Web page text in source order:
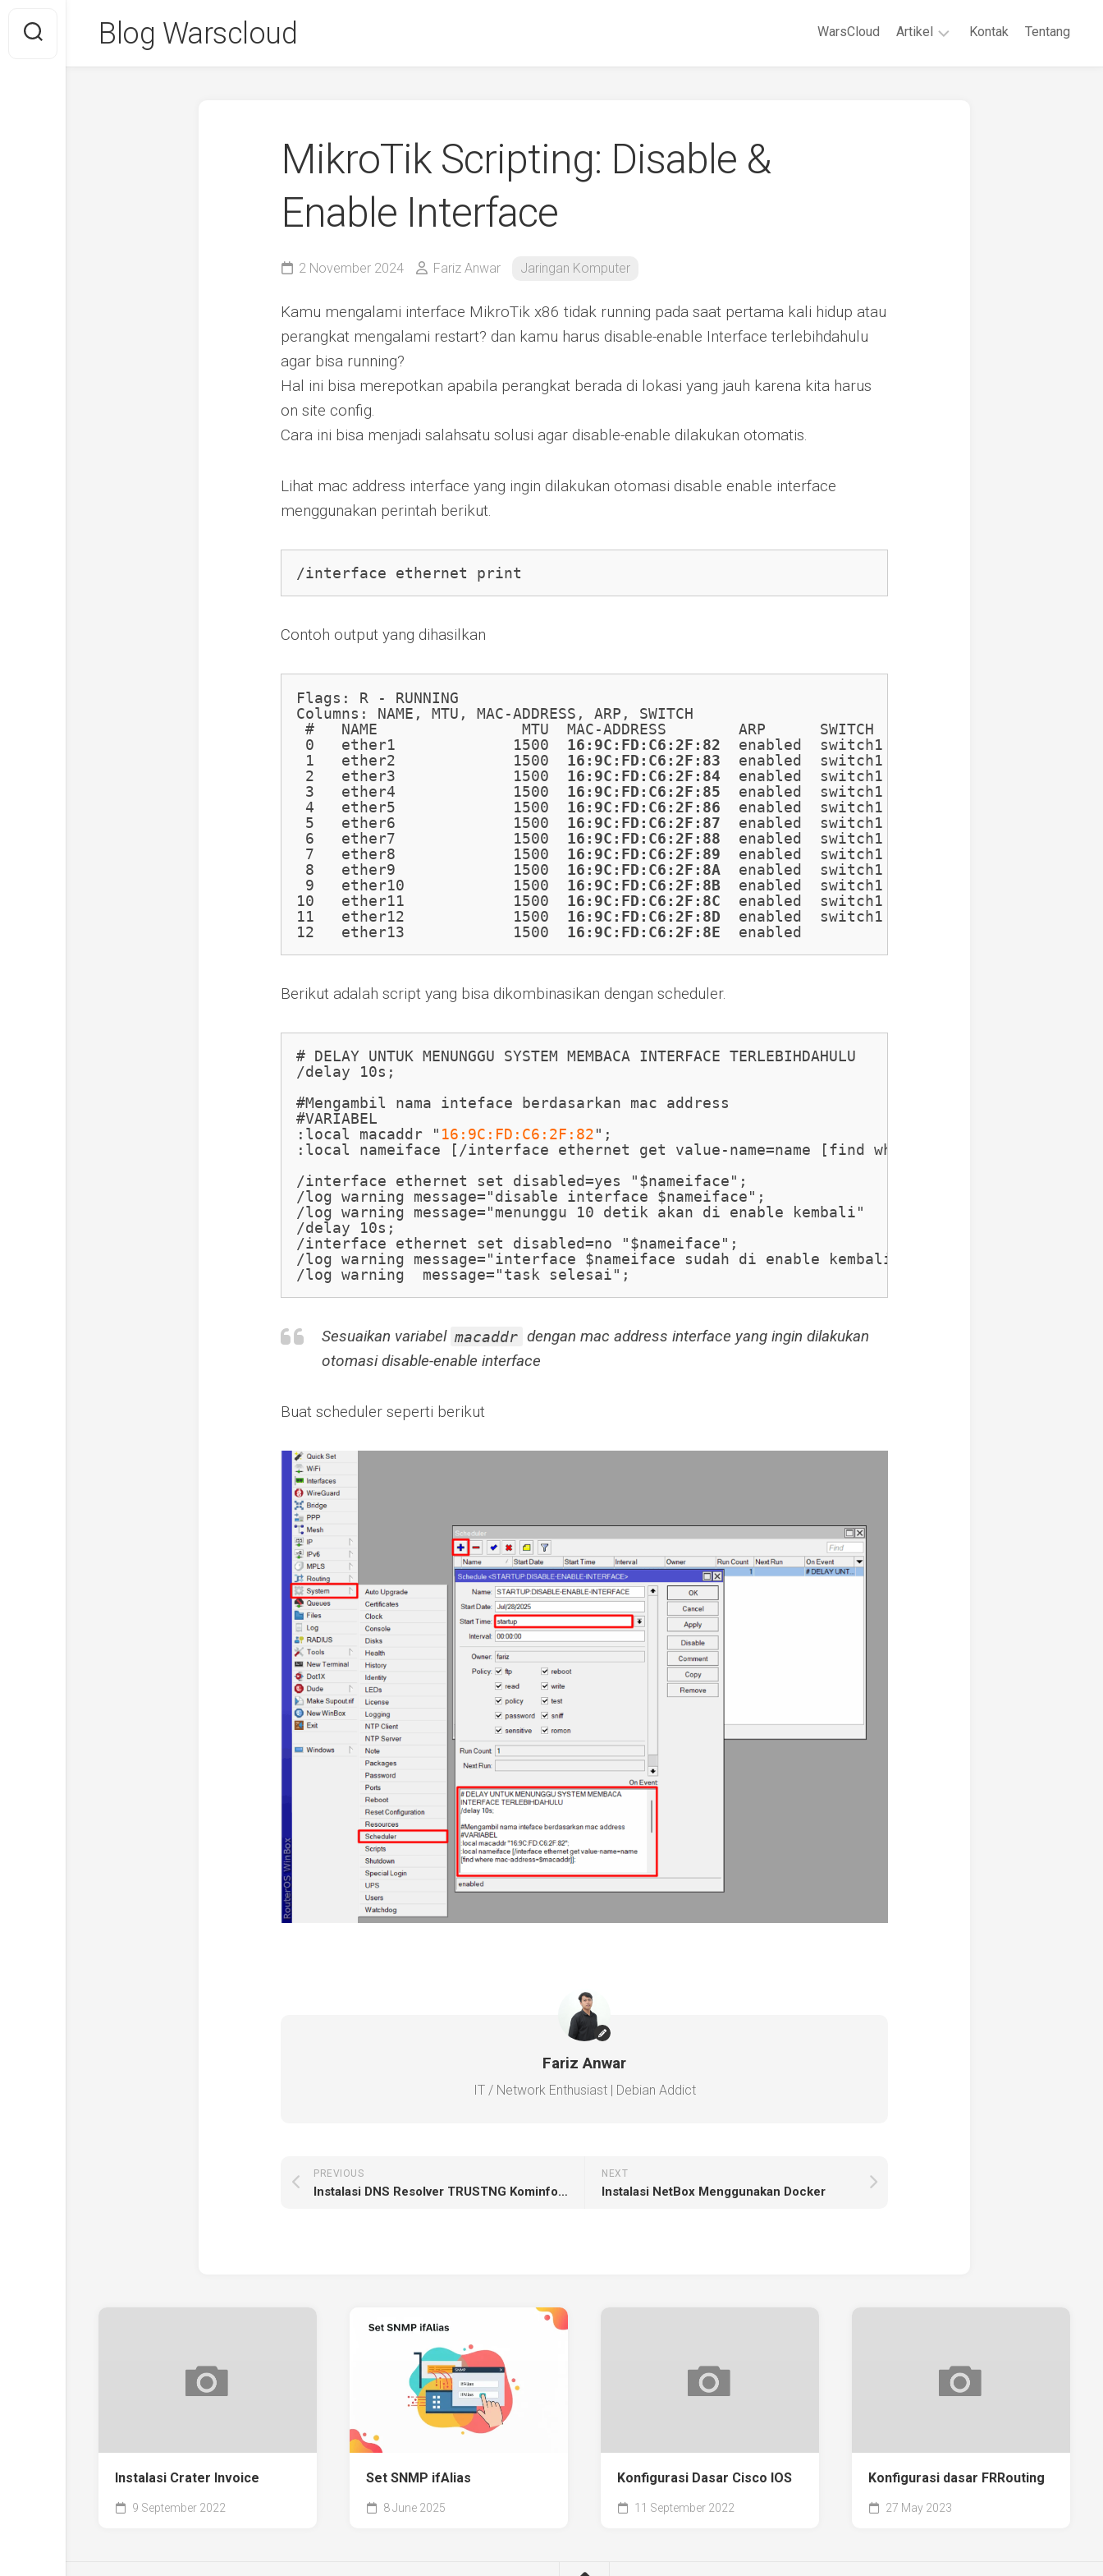
content
Blog Warscloud WarsCloud Artikel Kontak Tentang
MikroTik Scripting: Disable &
Enable Interface
2 November 2024 Fariz Anwar Jaringan Komputer
Kamu mengalami interface MikroTik x86 tidak running pada saat pertama kali hidup atau
perangkat mengalami restart? dan kamu harus disable-enable Interface terlebihdahulu
agar bisa running?
Hal ini bisa merepotkan apabila perangkat berada di lokasi yang jauh karena kita harus
on site config.
Cara ini bisa menjadi salahsatu solusi agar disable-enable dilakukan otomatis.
Lihat mac address interface yang ingin dilakukan otomasi disable enable interface
menggunakan perintah berikut.
/interface ethernet print
Contoh output yang dihasilkan
Flags: R - RUNNING
Columns: NAME, MTU, MAC-ADDRESS, ARP, SWITCH
#   NAME                MTU  MAC-ADDRESS        ARP      SWITCH
0   ether1             1500 16:9C:FD:C6:2F:82
  enabled  switch1
1   ether2             1500 16:9C:FD:C6:2F:83
  enabled  switch1
2   ether3             1500 16:9C:FD:C6:2F:84
  enabled  switch1
3   ether4             1500 16:9C:FD:C6:2F:85
  enabled  switch1
4   ether5             1500 16:9C:FD:C6:2F:86
  enabled  switch1
5   ether6             1500 16:9C:FD:C6:2F:87
  enabled  switch1
6   ether7             1500 16:9C:FD:C6:2F:88
  enabled  switch1
7   ether8             1500 16:9C:FD:C6:2F:89
  enabled  switch1
8   ether9             1500 16:9C:FD:C6:2F:8A
  enabled  switch1
9   ether10            1500 16:9C:FD:C6:2F:8B
  enabled  switch1
10   ether11            1500 16:9C:FD:C6:2F:8C
  enabled  switch1
11   ether12            1500 16:9C:FD:C6:2F:8D
  enabled  switch1
12   ether13            1500 16:9C:FD:C6:2F:8E
  enabled
Berikut adalah script yang bisa dikombinasikan dengan scheduler.
# DELAY UNTUK MENUNGGU SYSTEM MEMBACA INTERFACE TERLEBIHDAHULU
/delay 10s;
#Mengambil nama inteface berdasarkan mac address
#VARIABEL
:local macaddr " 16:9C:FD:C6:2F:82";
:local nameiface [/interface ethernet get value-name=name [find where mac-
/interface ethernet set disabled=yes "$nameiface";
/log warning message="disable interface $nameiface";
/log warning message="menunggu 10 detik akan di enable kembali"
/delay 10s;
/interface ethernet set disabled=no "$nameiface";
/log warning message="interface $nameiface sudah di enable kembali"
/log warning  message="task selesai";
Sesuaikan variabel macaddr dengan mac address interface yang ingin dilakukan
otomasi disable-enable interface
Buat scheduler seperti berikut
Fariz Anwar
IT / Network Enthusiast | Debian Addict
NEXT
Instalasi NetBox Menggunakan Docker
PREVIOUS
Instalasi DNS Resolver TRUSTNG Kominfo Di Proxmox
Instalasi Crater Invoice
9 September 2022
Set SNMP ifAlias
8 June 2025
Konfigurasi Dasar Cisco IOS
11 September 2022
Konfigurasi dasar FRRouting
27 May 2023